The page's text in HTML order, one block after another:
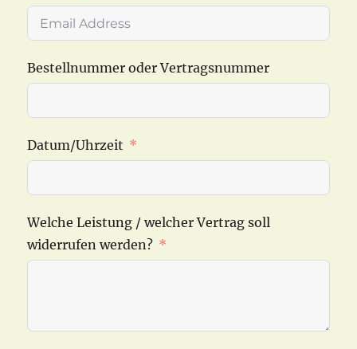
Bestellnummer oder Vertragsnummer
Datum/Uhrzeit
Welche Leistung / welcher Vertrag soll
widerrufen werden?